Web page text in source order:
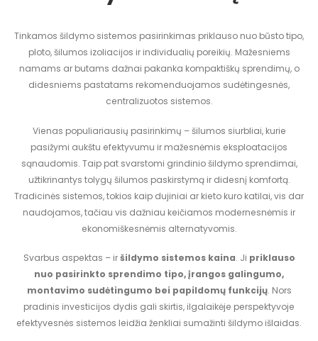
Tinkamos šildymo sistemos pasirinkimas priklauso nuo būsto tipo,
ploto, šilumos izoliacijos ir individualių poreikių. Mažesniems
namams ar butams dažnai pakanka kompaktiškų sprendimų, o
didesniems pastatams rekomenduojamos sudėtingesnės,
centralizuotos sistemos.
Vienas populiariausių pasirinkimų – šilumos siurbliai, kurie
pasižymi aukštu efektyvumu ir mažesnėmis eksploatacijos
sąnaudomis. Taip pat svarstomi grindinio šildymo sprendimai,
užtikrinantys tolygų šilumos paskirstymą ir didesnį komfortą.
Tradicinės sistemos, tokios kaip dujiniai ar kieto kuro katilai, vis dar
naudojamos, tačiau vis dažniau keičiamos modernesnėmis ir
ekonomiškesnėmis alternatyvomis.
Svarbus aspektas – iršildymo sistemos kaina. Ji priklauso
nuo pasirinkto sprendimo tipo, įrangos galingumo,
montavimo sudėtingumo bei papildomų funkcijų. Nors
pradinis investicijos dydis gali skirtis, ilgalaikėje perspektyvoje
efektyvesnės sistemos leidžia ženkliai sumažinti šildymo išlaidas.